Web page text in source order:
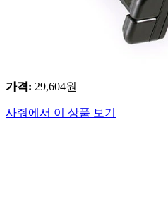
가격: 29,604원
사줘에서 이 상품 보기